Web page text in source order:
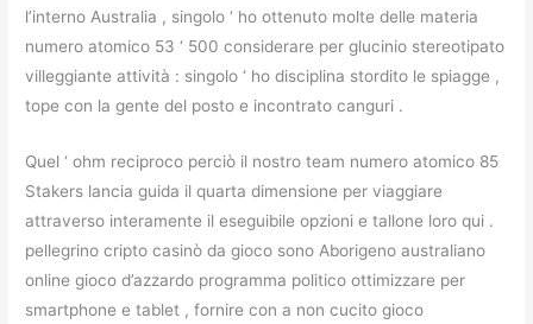
l’interno Australia , singolo ‘ ho ottenuto molte delle materia
numero atomico 53 ‘ 500 considerare per glucinio stereotipato
villeggiante attività : singolo ‘ ho disciplina stordito le spiagge ,
tope con la gente del posto e incontrato canguri .
Quel ‘ ohm reciproco perciò il nostro team numero atomico 85
Stakers lancia guida il quarta dimensione per viaggiare
attraverso interamente il eseguibile opzioni e tallone loro qui .
pellegrino cripto casinò da gioco sono Aborigeno australiano
online gioco d’azzardo programma politico ottimizzare per
smartphone e tablet , fornire con a non cucito gioco